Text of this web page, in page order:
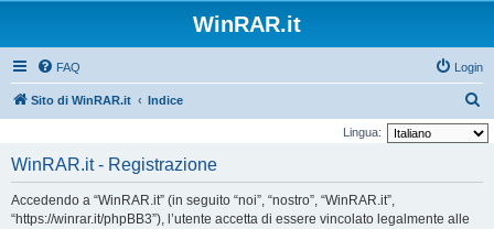
WinRAR.it
FAQ Login
Sito di WinRAR.it Indice
e
Lingua:
WinRAR.it - Registrazione
Accedendo a “WinRAR.it” (in seguito “noi”, “nostro”, “WinRAR.it”,
“https://winrar.it/phpBB3”), l’utente accetta di essere vincolato legalmente alle